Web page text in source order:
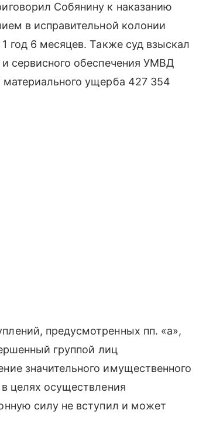
Собянину к наказанию
в исправительной колонии
год 6 месяцев. Также суд взыскал
сервисного обеспечения УМВД
ущерба 427 354
предусмотренных пп. «а»,
группой лиц
значительного имущественного
целях осуществления
силу не вступил и может